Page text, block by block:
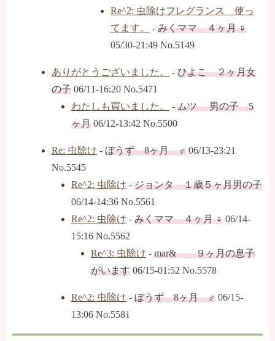
Re^2: 虫除けフレグランス 使っ
てます。
- みくママ ４ヶ月 ♀
05/30-21:49 No.5149
ありがとうございました。 - ひよこ ２ヶ月女
の子 06/11-16:20 No.5471
わたしも買いました。
- ムツ 男の子 5
ヶ月 06/12-13:42 No.5500
Re: 虫除け - ぼうず 8ヶ月 ♂ 06/13-23:21
No.5545
Re^2: 虫除け - ジョンタ １歳５ヶ月男の子
06/14-14:36 No.5561
Re^2: 虫除け - みくママ ４ヶ月 ♀ 06/14-
15:16 No.5562
Re^3: 虫除け - mar& ９ヶ月の息子
がいます 06/15-01:52 No.5578
Re^2: 虫除け - ぼうず 8ヶ月 ♂ 06/15-
13:06 No.5581